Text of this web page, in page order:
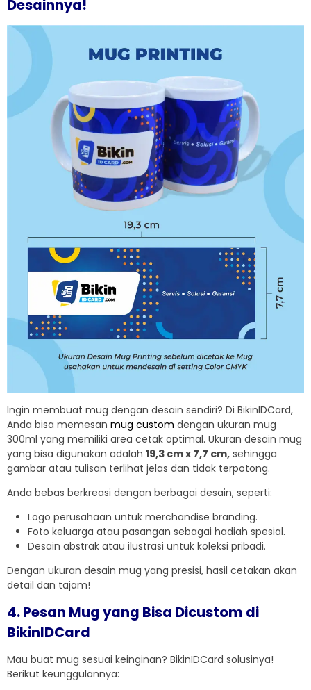
Desainnya!
Ingin membuat mug dengan desain sendiri? Di BikinIDCard,
Anda bisa memesan mug custom dengan ukuran mug
300ml yang memiliki area cetak optimal. Ukuran desain mug
yang bisa digunakan adalah 19,3 cm x 7,7 cm, sehingga
gambar atau tulisan terlihat jelas dan tidak terpotong.
Anda bebas berkreasi dengan berbagai desain, seperti:
Logo perusahaan untuk merchandise branding.
Foto keluarga atau pasangan sebagai hadiah spesial.
Desain abstrak atau ilustrasi untuk koleksi pribadi.
Dengan ukuran desain mug yang presisi, hasil cetakan akan
detail dan tajam!
4. Pesan Mug yang Bisa Dicustom di
BikinIDCard
Mau buat mug sesuai keinginan? BikinIDCard solusinya!
Berikut keunggulannya: